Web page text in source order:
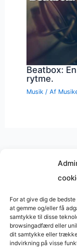
For at give dig de
at gemme og/eller få
samtykke til disse
browsingadfærd eller
dit samtykke eller
indvirkning på visse
Beatbox:
rytme.
Musik / Af